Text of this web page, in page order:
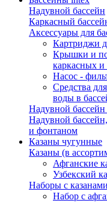
Надувной бассейн
Каркасный
Аксессуары для
Картриджи
Крышки и
каркасных
Насос -
Средства
воды в
Надувной
Надувной
и фонтаном
Казаны чугунные
Казаны (в
Афганские
Узбекский
Наборы с казанами
Набор с